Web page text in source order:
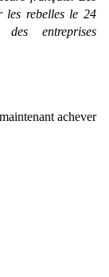
les rebelles le 24
entreprises
achever